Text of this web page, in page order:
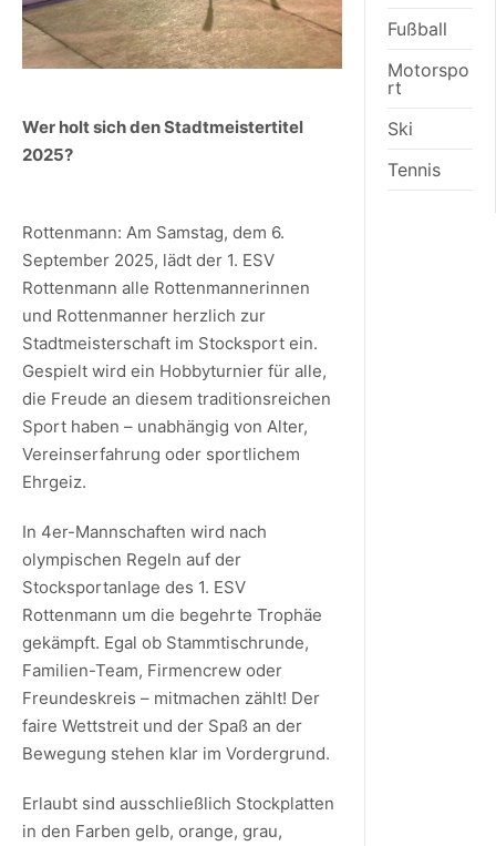
Wer holt sich den Stadtmeistertitel
2025?
Rottenmann: Am Samstag, dem 6.
September 2025, lädt der 1. ESV
Rottenmann alle Rottenmannerinnen
und Rottenmanner herzlich zur
Stadtmeisterschaft im Stocksport ein.
Gespielt wird ein Hobbyturnier für alle,
die Freude an diesem traditionsreichen
Sport haben – unabhängig von Alter,
Vereinserfahrung oder sportlichem
Ehrgeiz.
In 4er-Mannschaften wird nach
olympischen Regeln auf der
Stocksportanlage des 1. ESV
Rottenmann um die begehrte Trophäe
gekämpft. Egal ob Stammtischrunde,
Familien-Team, Firmencrew oder
Freundeskreis – mitmachen zählt! Der
faire Wettstreit und der Spaß an der
Bewegung stehen klar im Vordergrund.
Erlaubt sind ausschließlich Stockplatten
in den Farben gelb, orange, grau,
Fußball
Motorspo
rt
Ski
Tennis